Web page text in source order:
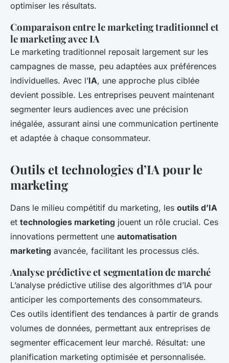
optimiser les résultats.
Comparaison entre le marketing traditionnel et
le marketing avec IA
Le marketing traditionnel reposait largement sur les
campagnes de masse, peu adaptées aux préférences
individuelles. Avec l’IA, une approche plus ciblée
devient possible. Les entreprises peuvent maintenant
segmenter leurs audiences avec une précision
inégalée, assurant ainsi une communication pertinente
et adaptée à chaque consommateur.
Outils et technologies d’IA pour le
marketing
Dans le milieu compétitif du marketing, les outils d’IA
et technologies marketing jouent un rôle crucial. Ces
innovations permettent une automatisation
marketing avancée, facilitant les processus clés.
Analyse prédictive et segmentation de marché
L’analyse prédictive utilise des algorithmes d’IA pour
anticiper les comportements des consommateurs.
Ces outils identifient des tendances à partir de grands
volumes de données, permettant aux entreprises de
segmenter efficacement leur marché. Résultat: une
planification marketing optimisée et personnalisée.